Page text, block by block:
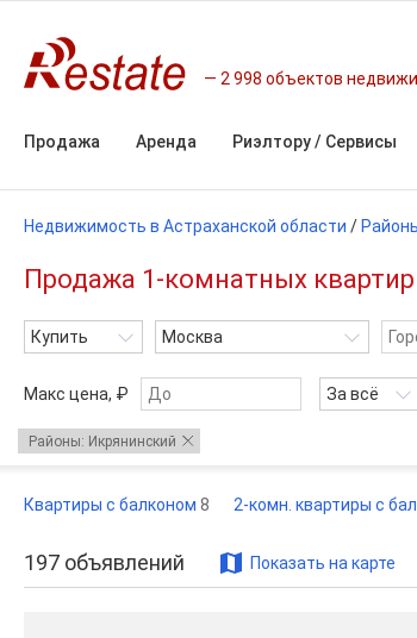
2 998 объектов
Продажа Аренда Риэлтору / Сервисы
Недвижимость в Астраханской области /
Продажа 1-комнатных
Купить Москва
Макс цена, ₽ За всё
Районы: Икрянинский
Квартиры с балконом 8 2-комн. квартиры с
197 объявлений Показать на карте